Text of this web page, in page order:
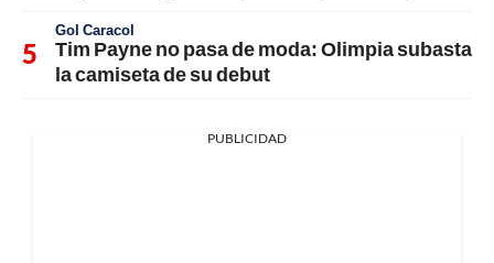
Gol Caracol
Tim Payne no pasa de moda: Olimpia subasta
la camiseta de su debut
PUBLICIDAD